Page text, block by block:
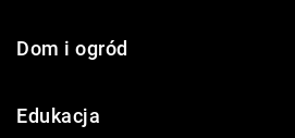
Dom i ogród
Edukacja